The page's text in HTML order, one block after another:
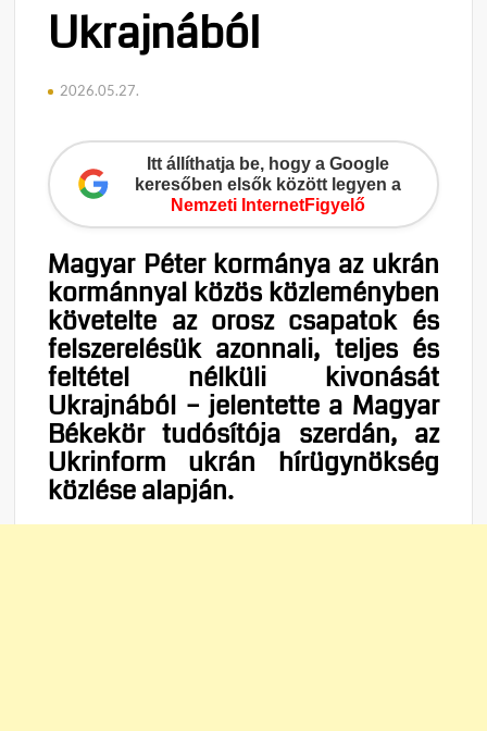
Ukrajnából
2026.05.27.
Itt állíthatja be, hogy a Google
keresőben elsők között legyen a
Nemzeti InternetFigyelő
Magyar Péter kormánya az ukrán
kormánnyal közös közleményben
követelte az orosz csapatok és
felszerelésük azonnali, teljes és
feltétel nélküli kivonását
Ukrajnából – jelentette a Magyar
Békekör tudósítója szerdán, az
Ukrinform ukrán hírügynökség
közlése alapján.